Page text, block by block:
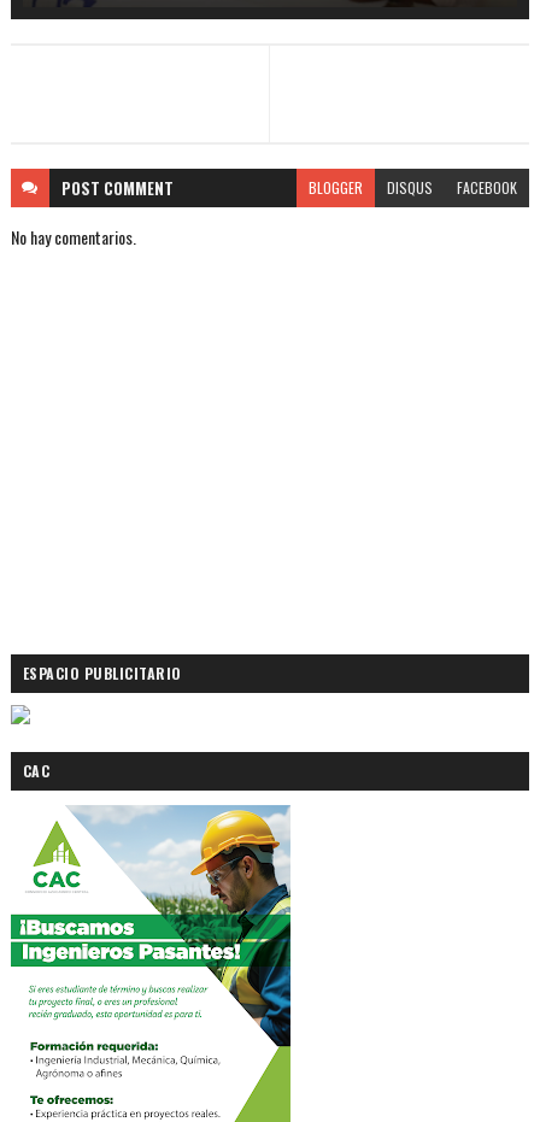
POST COMMENT BLOGGER DISQUS FACEBOOK
No hay comentarios.
ESPACIO PUBLICITARIO
CAC